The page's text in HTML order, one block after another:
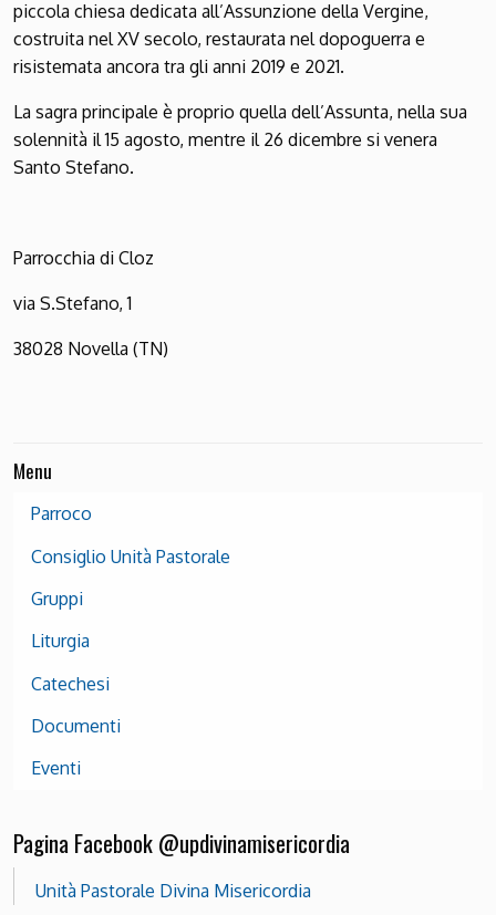
piccola chiesa dedicata all’Assunzione della Vergine,
costruita nel XV secolo, restaurata nel dopoguerra e
risistemata ancora tra gli anni 2019 e 2021.
La sagra principale è proprio quella dell’Assunta, nella sua
solennità il 15 agosto, mentre il 26 dicembre si venera
Santo Stefano.
Parrocchia di Cloz
via S.Stefano, 1
38028 Novella (TN)
Menu
Parroco
Consiglio Unità Pastorale
Gruppi
Liturgia
Catechesi
Documenti
Eventi
Pagina Facebook @updivinamisericordia
Unità Pastorale Divina Misericordia